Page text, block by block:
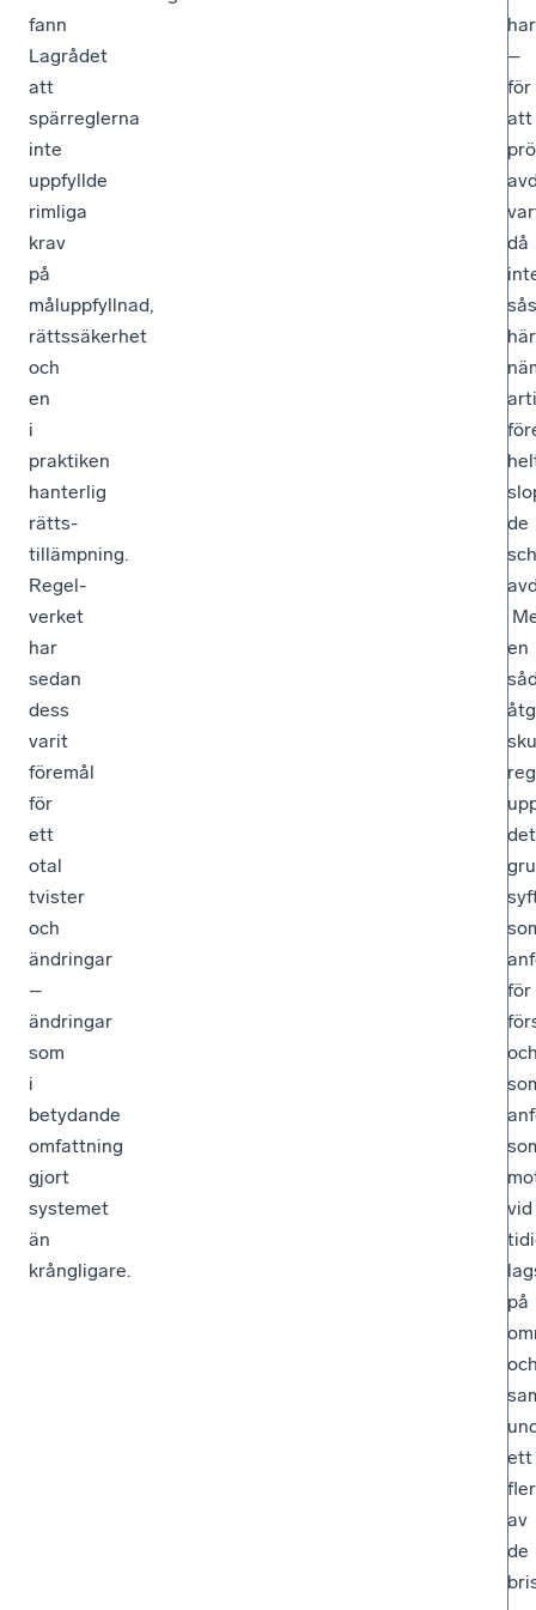
fann
Lagrådet
att
spärreglerna
inte
uppfyllde
rimliga
krav
på
måluppfyllnad,
rättssäkerhet
och
en
i
praktiken
hanterlig
rätts­
tillämpning.
Regel­
verket
har
sedan
dess
varit
föremål
för
ett
otal
tvister
och
ändringar
–
ändringar
som
i
betydande
omfattning
gjort
systemet
än
krångligare.
har
–
för
att
då
här
de
en
det
för
vid
på
ett
av
de